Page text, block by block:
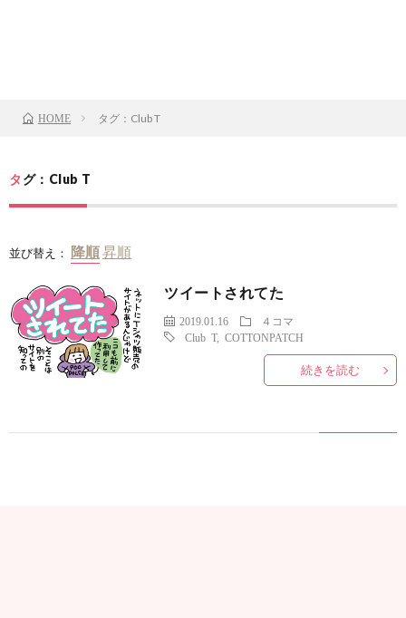
HOME タグ：Club T
タグ：Club T
並び替え：
ツイートされてた
2019.01.16
４コマ
Club T,COTTONPATCH
続きを読む